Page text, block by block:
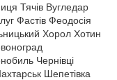
Тячів Вугледар
Фастів Феодосія
Хорол Хотин
Чернівці
Шепетівка